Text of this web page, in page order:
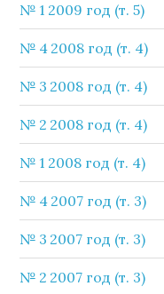
№ 1 2009 год (т. 5)
№ 4 2008 год (т. 4)
№ 3 2008 год (т. 4)
№ 2 2008 год (т. 4)
№ 1 2008 год (т. 4)
№ 4 2007 год (т. 3)
№ 3 2007 год (т. 3)
№ 2 2007 год (т. 3)